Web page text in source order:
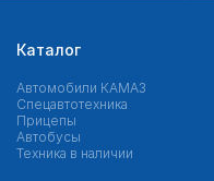
Каталог
Автомобили КАМАЗ
Спецавтотехника
Прицепы
Автобусы
Техника в наличии